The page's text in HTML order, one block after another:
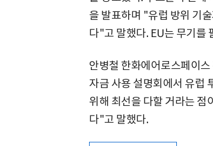
을 발표하며 "유럽 방위 기
다"고 말했다. EU는 무기를
안병철 한화에어로스페이
자금 사용 설명회에서 유럽
위해 최선을 다할 거라는 점
다"고 말했다.